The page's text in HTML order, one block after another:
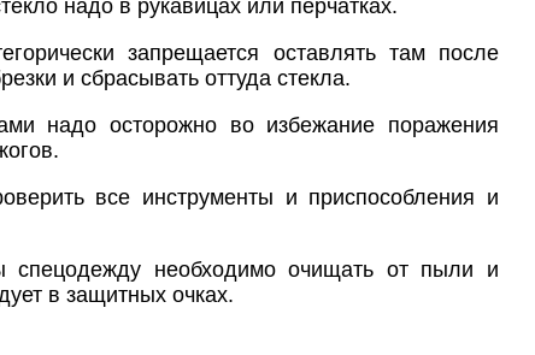
надо в рукавицах или перчатках.
запрещается оставлять там после
и сбрасывать оттуда стекла.
надо осторожно во избежание поражения
все инструменты и приспособления и
спецодежду необходимо очищать от пыли и
в защитных очках.